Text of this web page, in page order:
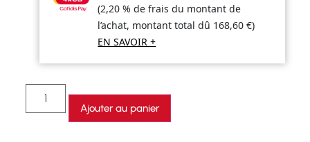
(2,20 % de frais du montant de
l’achat, montant total dû 168,60€)
EN SAVOIR +
Ajouter au panier